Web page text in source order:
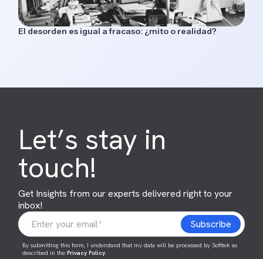
El desorden es igual a fracaso: ¿mito o realidad?
Let’s stay in
touch!
Get Insights from our experts delivered right to your
inbox!
By submitting this form, I understand that my data will be processed by Softtek as
described in thePrivacy Policy.